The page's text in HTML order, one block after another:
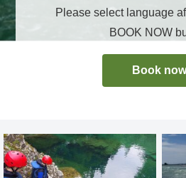
Please select language
BOOK NOW
Book now